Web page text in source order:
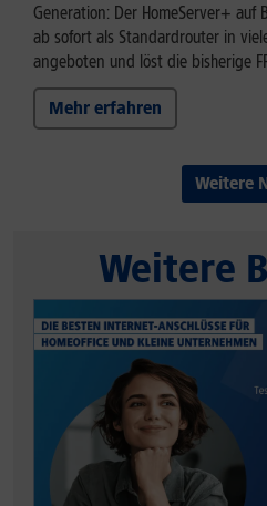
Generation: Der HomeServer+ auf
ab sofort als Standardrouter in
angeboten und löst die bisherige
Mehr erfahren
Weitere
Weitere